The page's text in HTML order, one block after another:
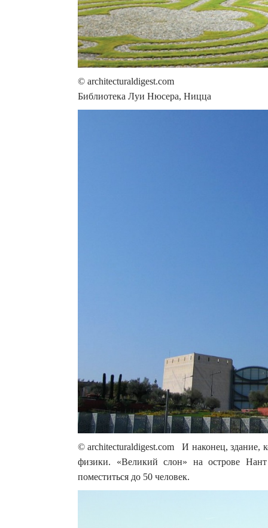
© architecturaldigest.com
Библиотека Луи Нюсера, Ницца
© architecturaldigest.com И наконец, здание,
физики. «Великий слон» на острове
поместиться до 50 человек.